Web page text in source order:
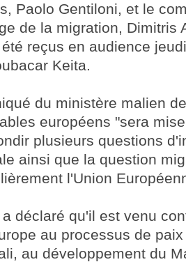
Paolo Gentiloni, et le
de la migration, Dimitris
reçus en audience
Keita.
du ministère malien
européens "sera
plusieurs questions
ainsi que la question
l'Union
déclaré qu'il est venu
au processus de
au développement du